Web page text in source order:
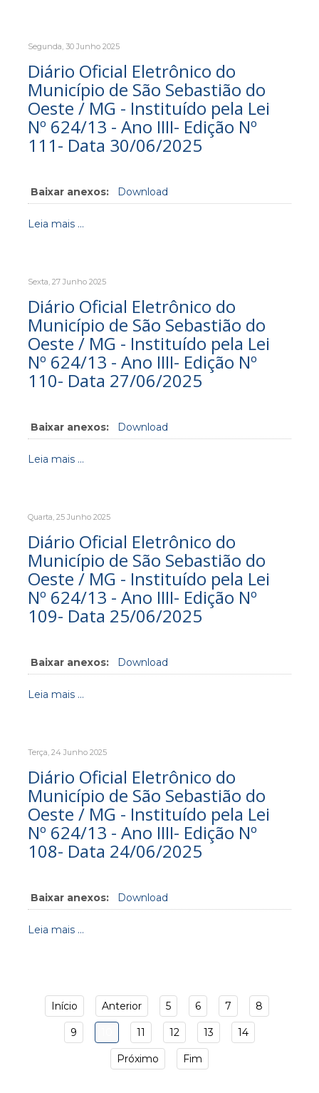
Segunda, 30 Junho 2025
Diário Oficial Eletrônico do
Município de São Sebastião do
Oeste / MG - Instituído pela Lei
Nº 624/13 - Ano IIII- Edição Nº
111- Data 30/06/2025
Baixar anexos: Download
Leia mais ...
Sexta, 27 Junho 2025
Diário Oficial Eletrônico do
Município de São Sebastião do
Oeste / MG - Instituído pela Lei
Nº 624/13 - Ano IIII- Edição Nº
110- Data 27/06/2025
Baixar anexos: Download
Leia mais ...
Quarta, 25 Junho 2025
Diário Oficial Eletrônico do
Município de São Sebastião do
Oeste / MG - Instituído pela Lei
Nº 624/13 - Ano IIII- Edição Nº
109- Data 25/06/2025
Baixar anexos: Download
Leia mais ...
Terça, 24 Junho 2025
Diário Oficial Eletrônico do
Município de São Sebastião do
Oeste / MG - Instituído pela Lei
Nº 624/13 - Ano IIII- Edição Nº
108- Data 24/06/2025
Baixar anexos: Download
Leia mais ...
Início Anterior 5 6 7 8
9 11 12 13 14
Próximo Fim